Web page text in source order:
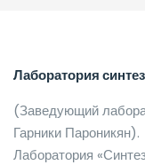
Лаборатория
(Заведующий
Гарники Пароникян).
Лаборатория